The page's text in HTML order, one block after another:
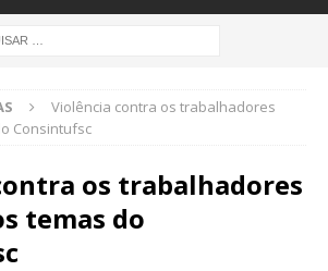
Violência contra os trabalhadores
Consintufsc
os trabalhadores
temas do